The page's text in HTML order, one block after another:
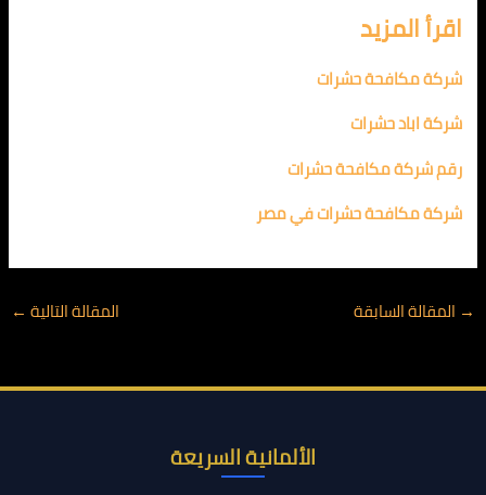
اقرأ المزيد
شركة مكافحة حشرات
شركة اباد حشرات
رقم شركة مكافحة حشرات
شركة مكافحة حشرات في مصر
→ المقالة السابقة المقالة التالية ←
الألمانية السريعة